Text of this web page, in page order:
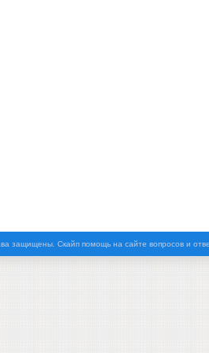
защищены. Скайп помощь на сайте вопросов и